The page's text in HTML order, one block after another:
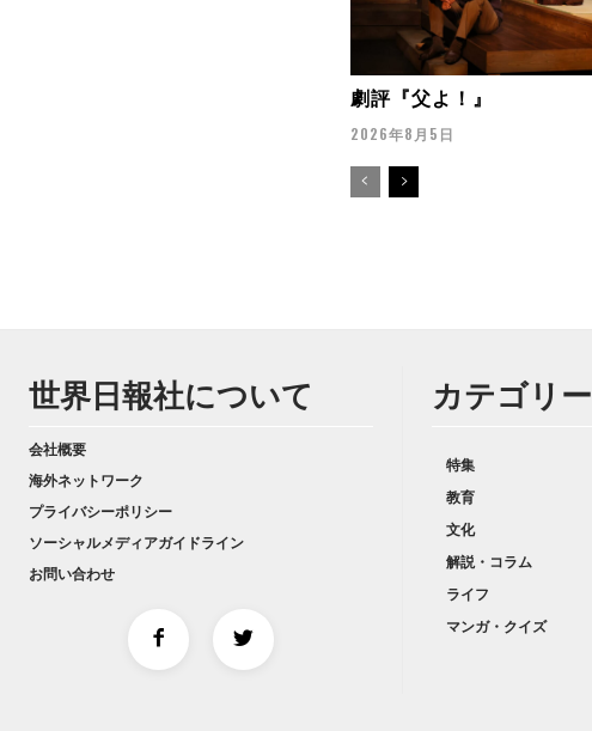
劇評『父よ！』
2026年8月5日
世界日報社について
会社概要
海外ネットワーク
プライバシーポリシー
ソーシャルメディアガイドライン
お問い合わせ
カテゴリー
特集
教育
文化
解説・コラム
ライフ
マンガ・クイズ